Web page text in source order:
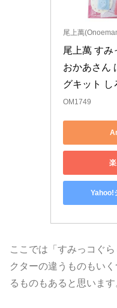
尾上萬
尾上萬 すみ
おかあさん
グキット し
OM1749
Yahoo!
ここでは「すみっコぐ
クターの違うものもい
るものもあると思います